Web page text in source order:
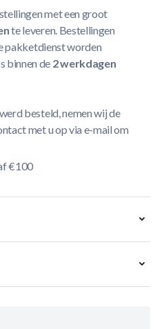
met een groot
te leveren. Bestellingen
pakketdienst worden
binnen de 2 werkdagen
besteld, nemen wij de
met u op via e-mail om
€100